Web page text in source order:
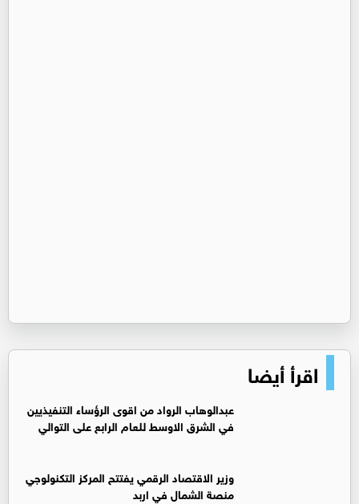
اقرأ أيضا
عبدالوهاب الرواد من اقوى الرؤساء التنفيذيين
في الشرق الاوسط للعام الرابع على التوالي
وزير الاقتصاد الرقمي يفتتح المركز التكنولوجي
منصة الشمال في اربد